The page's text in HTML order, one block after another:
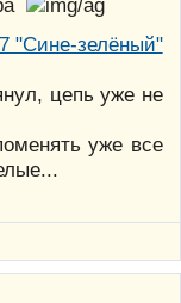
цепь уже не
уже все